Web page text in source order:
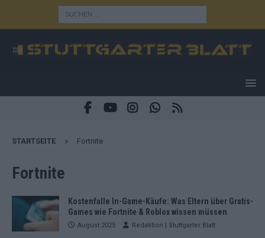
STARTSEITE Fortnite
Fortnite
Kostenfalle In-Game-Käufe: Was Eltern über Gratis-
Games wie Fortnite & Roblox wissen müssen
August 2025 Redaktion | Stuttgarter Blatt